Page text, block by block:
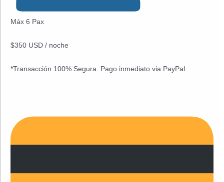
Máx 6 Pax
$350 USD / noche
*Transacción 100% Segura. Pago inmediato via PayPal.